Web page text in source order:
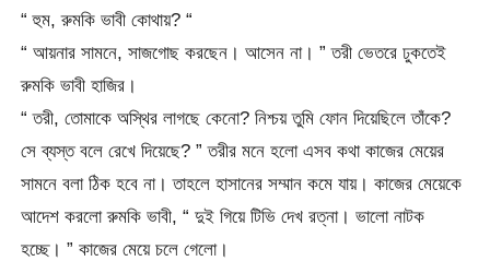
“ হুম, রুমকি ভাবী কোথায়? “
“ আয়নার সামনে, সাজগোছ করছেন। আসেন না। ” তরী ভেতরে ঢুকতেই
রুমকি ভাবী হাজির।
“ তরী, তোমাকে অস্থির লাগছে কেনো? নিশ্চয় তুমি ফোন দিয়েছিলে তাঁকে?
সে ব্যস্ত বলে রেখে দিয়েছে? ” তরীর মনে হলো এসব কথা কাজের মেয়ের
সামনে বলা ঠিক হবে না। তাহলে হাসানের সম্মান কমে যায়। কাজের মেয়েকে
আদেশ করলো রুমকি ভাবী, “ দুই গিয়ে টিভি দেখ রত্না। ভালো নাটক
হচ্ছে। ” কাজের মেয়ে চলে গেলো।